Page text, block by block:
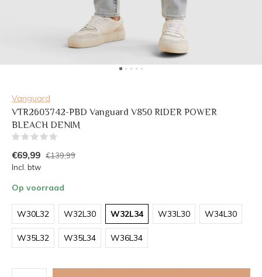
Vanguard
VTR2603742-PBD Vanguard V850 RIDER POWER
BLEACH DENIM
€69,99 €139,99
Incl. btw
Op voorraad
W30L32 W32L30 W32L34 W33L30 W34L30
W35L32 W35L34 W36L34